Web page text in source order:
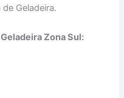
Geladeira.
Zona Sul: